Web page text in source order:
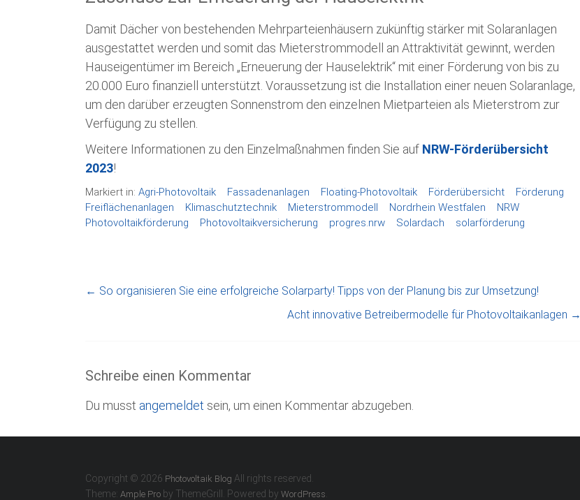
Damit Dächer von bestehenden Mehrparteienhäusern zukünftig stärker mit Solaranlagen
ausgestattet werden und somit das Mieterstrommodell an Attraktivität gewinnt, werden
Hauseigentümer im Bereich „Erneuerung der Hauselektrik“ mit einer Förderung von bis zu
20.000 Euro finanziell unterstützt. Voraussetzung ist die Installation einer neuen Solaranlage,
um den darüber erzeugten Sonnenstrom den einzelnen Mietparteien als Mieterstrom zur
Verfügung zu stellen.
Weitere Informationen zu den Einzelmaßnahmen finden Sie auf NRW-Förderübersicht
2023!
Markiert in: Agri-Photovoltaik Fassadenanlagen Floating-Photovoltaik Förderübersicht
Förderung
Freiflächenanlagen
Klimaschutztechnik Mieterstrommodell Nordrhein Westfalen
NRW
Photovoltaikförderung
Photovoltaikversicherung progres.nrw Solardach solarförderung
← So organisieren Sie eine erfolgreiche Solarparty! Tipps von der Planung bis zur Umsetzung!
Acht innovative Betreibermodelle für Photovoltaikanlagen →
Schreibe einen Kommentar
Du musst angemeldet sein, um einen Kommentar abzugeben.
Copyright © 2026 Photovoltaik Blog All rights reserved.
Theme: Ample Pro by ThemeGrill. Powered by WordPress